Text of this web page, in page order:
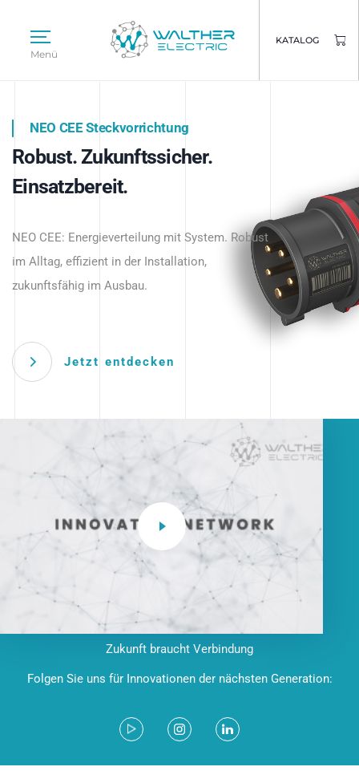
Menü
KATALOG
Intelligente Stromverteilung
beginnt hier.
NEO CEE Steckvorrichtung
Robust. Zukunftssicher.
Einsatzbereit.
NEO CEE: Energieverteilung mit System. Robust
im Alltag, effizient in der Installation,
zukunftsfähig im Ausbau.
Jetzt entdecken
Intelligenz trifft Energie.
Anwendungen – robust, IP-geschützt und
zukunftsfähig.
Zukunft braucht Verbindung
Folgen Sie uns für Innovationen der nächsten Generation: